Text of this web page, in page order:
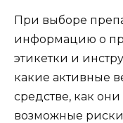
При выборе
информацию о
этикетки и
какие активные
средстве, как
возможные риски